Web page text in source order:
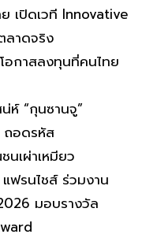
เปิดเวที Innovative
าดจริง
อกาสลงทุนที่คนไทย
ห์ “กุนซานจู”
ถอดรหัส
เผ่าเหมียว
รนไชส์ ร่วมงาน
มอบรางวัล